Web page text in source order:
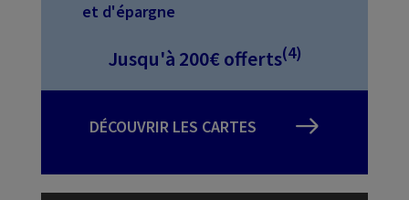
et d'épargne
Jusqu'à 200€ offerts(4)
DÉCOUVRIR LES CARTES